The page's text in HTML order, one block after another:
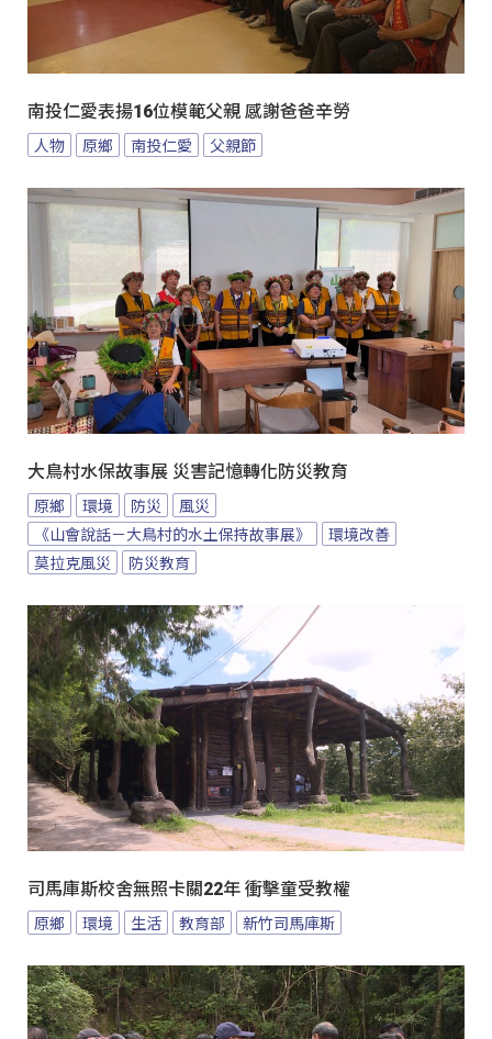
南投仁愛表揚16位模範父親 感謝爸爸辛勞
人物 原鄉 南投仁愛 父親節
大鳥村水保故事展 災害記憶轉化防災教育
原鄉 環境 防災
風災
《山會說話－大鳥村的水土保持故事展》
環境改善
莫拉克風災
防災教育
司馬庫斯校舍無照卡關22年 衝擊童受教權
原鄉 環境 生活 教育部 新竹司馬庫斯